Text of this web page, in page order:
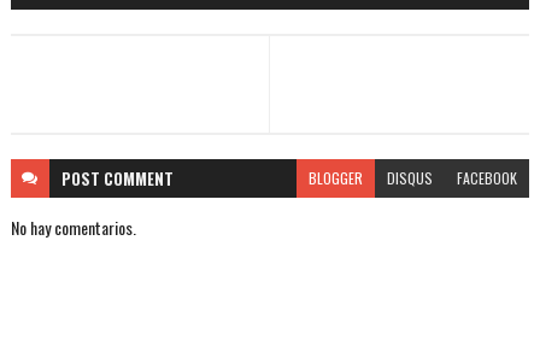
POST COMMENT BLOGGER DISQUS FACEBOOK
No hay comentarios.